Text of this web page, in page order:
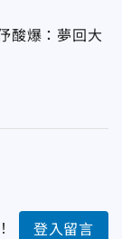
酸爆：夢回大
登入留言